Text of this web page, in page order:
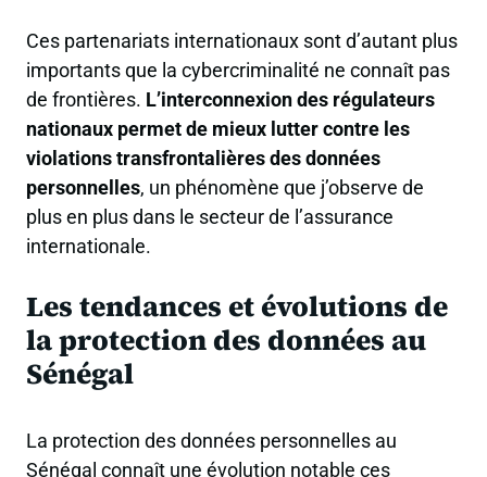
Ces partenariats internationaux sont d’autant plus
importants que la cybercriminalité ne connaît pas
de frontières. L’interconnexion des régulateurs
nationaux permet de mieux lutter contre les
violations transfrontalières des données
personnelles, un phénomène que j’observe de
plus en plus dans le secteur de l’assurance
internationale.
Les tendances et évolutions de
la protection des données au
Sénégal
La protection des données personnelles au
Sénégal connaît une évolution notable ces